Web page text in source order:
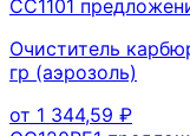
CC1101
Очиститель
гр (аэрозоль)
от 1 344,59 ₽